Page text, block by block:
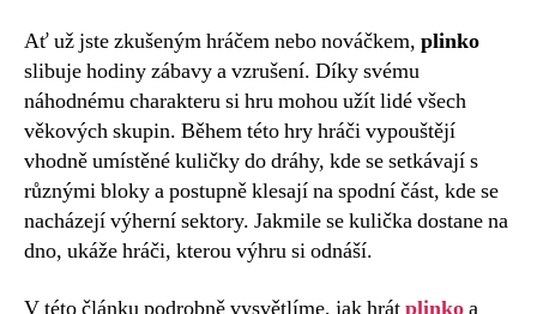
Ať už jste zkušeným hráčem nebo nováčkem, plinko
slibuje hodiny zábavy a vzrušení. Díky svému
náhodnému charakteru si hru mohou užít lidé všech
věkových skupin. Během této hry hráči vypouštějí
vhodně umístěné kuličky do dráhy, kde se setkávají s
různými bloky a postupně klesají na spodní část, kde se
nacházejí výherní sektory. Jakmile se kulička dostane na
dno, ukáže hráči, kterou výhru si odnáší.
V této článku podrobně vysvětlíme, jak hrátplinkoa